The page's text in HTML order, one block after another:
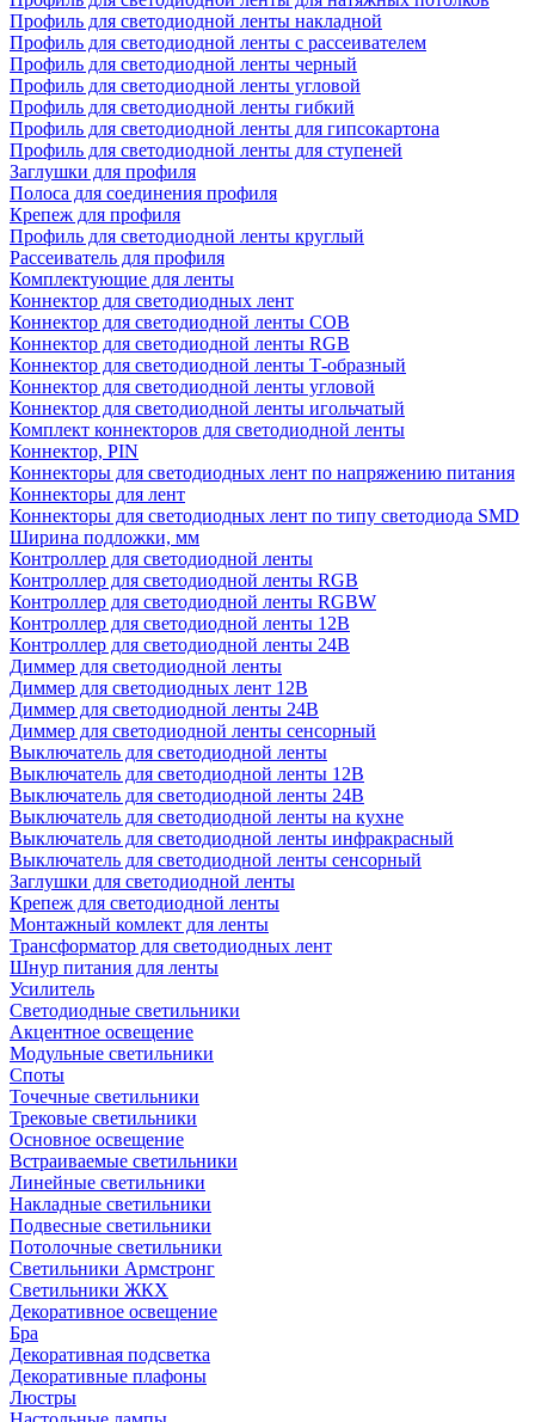
Профиль для светодиодной ленты накладной
Профиль для светодиодной ленты с рассеивателем
Профиль для светодиодной ленты черный
Профиль для светодиодной ленты угловой
Профиль для светодиодной ленты гибкий
Профиль для светодиодной ленты для гипсокартона
Профиль для светодиодной ленты для ступеней
Заглушки для профиля
Полоса для соединения профиля
Крепеж для профиля
Профиль для светодиодной ленты круглый
Рассеиватель для профиля
Комплектующие для ленты
Коннектор для светодиодных лент
Коннектор для светодиодной ленты COB
Коннектор для светодиодной ленты RGB
Коннектор для светодиодной ленты Т-образный
Коннектор для светодиодной ленты угловой
Коннектор для светодиодной ленты игольчатый
Комплект коннекторов для светодиодной ленты
Коннектор, PIN
Коннекторы для светодиодных лент по напряжению питания
Коннекторы для лент
Коннекторы для светодиодных лент по типу светодиода SMD
Ширина подложки, мм
Контроллер для светодиодной ленты
Контроллер для светодиодной ленты RGB
Контроллер для светодиодной ленты RGBW
Контроллер для светодиодной ленты 12В
Контроллер для светодиодной ленты 24В
Диммер для светодиодной ленты
Диммер для светодиодных лент 12В
Диммер для светодиодной ленты 24В
Диммер для светодиодной ленты сенсорный
Выключатель для светодиодной ленты
Выключатель для светодиодной ленты 12В
Выключатель для светодиодной ленты 24В
Выключатель для светодиодной ленты на кухне
Выключатель для светодиодной ленты инфракрасный
Выключатель для светодиодной ленты сенсорный
Заглушки для светодиодной ленты
Крепеж для светодиодной ленты
Монтажный комлект для ленты
Трансформатор для светодиодных лент
Шнур питания для ленты
Усилитель
Светодиодные светильники
Акцентное освещение
Модульные светильники
Споты
Точечные светильники
Трековые светильники
Основное освещение
Встраиваемые светильники
Линейные светильники
Накладные светильники
Подвесные светильники
Потолочные светильники
Светильники Армстронг
Светильники ЖКХ
Декоративное освещение
Бра
Декоративная подсветка
Декоративные плафоны
Люстры